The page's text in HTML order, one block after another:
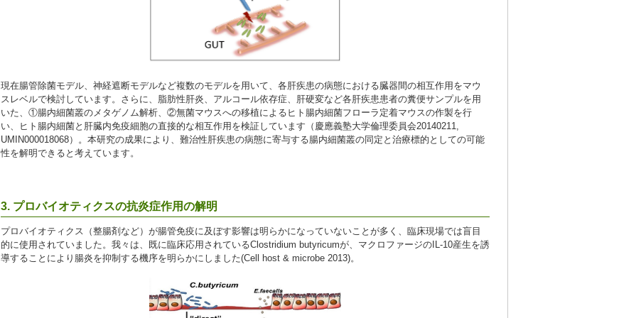
現在腸管除菌モデル、神経遮断モデルなど複数のモデルを用いて、各肝疾患の病態における臓器間の相互作用をマウ
スレベルで検討しています。さらに、脂肪性肝炎、アルコール依存症、肝硬変など各肝疾患患者の糞便サンプルを用
いた、①腸内細菌叢のメタゲノム解析、②無菌マウスへの移植によるヒト腸内細菌フローラ定着マウスの作製を行
い、ヒト腸内細菌と肝臓内免疫細胞の直接的な相互作用を検証しています（慶應義塾大学倫理委員会20140211,
UMIN000018068）。本研究の成果により、難治性肝疾患の病態に寄与する腸内細菌叢の同定と治療標的としての可能
性を解明できると考えています。
3. プロバイオティクスの抗炎症作用の解明
プロバイオティクス（整腸剤など）が腸管免疫に及ぼす影響は明らかになっていないことが多く、臨床現場では盲目
的に使用されていました。我々は、既に臨床応用されているClostridium butyricumが、マクロファージのIL-10産生を誘
導することにより腸炎を抑制する機序を明らかにしました(Cell host & microbe 2013)。